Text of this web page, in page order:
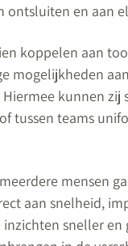
ontsluiten en aan
koppelen aan
mogelijkheden
kunnen zij
tussen teams
mensen
aan snelheid,
sneller